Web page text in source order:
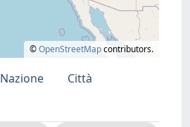
©OpenStreetMapcontributors.
Nazione
Città